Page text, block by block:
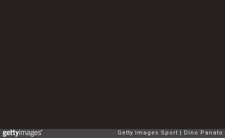
Getty Images Sport Dino Panato